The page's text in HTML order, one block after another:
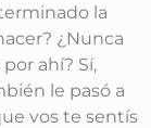
la
¿Nunca
ahí? Sí,
le pasó a
vos te sentís